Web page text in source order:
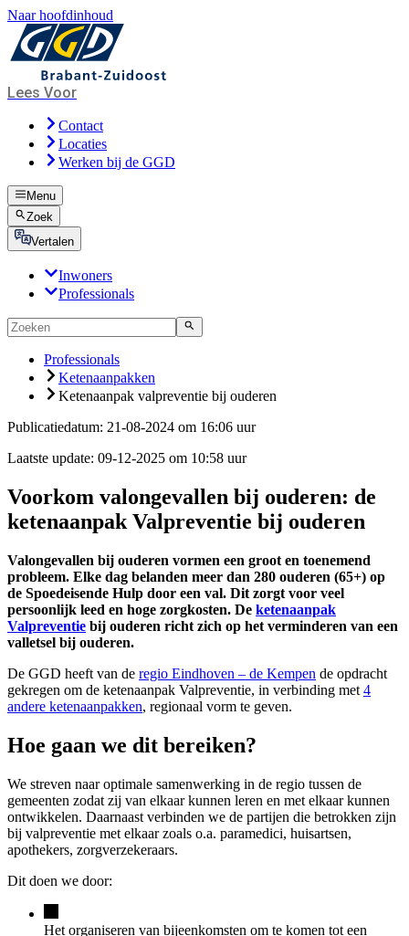
Naar hoofdinhoud
Lees Voor
Contact
Locaties
Werken bij de GGD
Menu
Zoek
Vertalen
Inwoners
Professionals
Professionals
Ketenaanpakken
Ketenaanpak valpreventie bij ouderen
Publicatiedatum: 21-08-2024 om 16:06 uur
Laatste update: 09-12-2025 om 10:58 uur
Voorkom valongevallen bij ouderen: de
ketenaanpak Valpreventie bij ouderen
Valongevallen bij ouderen vormen een groot en toenemend
probleem. Elke dag belanden meer dan 280 ouderen (65+) op
de Spoedeisende Hulp door een val. Dit zorgt voor veel
persoonlijk leed en hoge zorgkosten. De ketenaanpak
Valpreventie bij ouderen richt zich op het verminderen van een
valletsel bij ouderen.
De GGD heeft van de regio Eindhoven – de Kempen de opdracht
gekregen om de ketenaanpak Valpreventie, in verbinding met 4
andere ketenaanpakken, regionaal vorm te geven.
Hoe gaan we dit bereiken?
We streven naar optimale samenwerking in de regio tussen de
gemeenten zodat zij van elkaar kunnen leren en met elkaar kunnen
ontwikkelen. Daarnaast verbinden we de partijen die betrokken zijn
bij valpreventie met elkaar zoals o.a. paramedici, huisartsen,
apothekers, zorgverzekeraars.
Dit doen we door:
Het organiseren van bijeenkomsten om te komen tot een